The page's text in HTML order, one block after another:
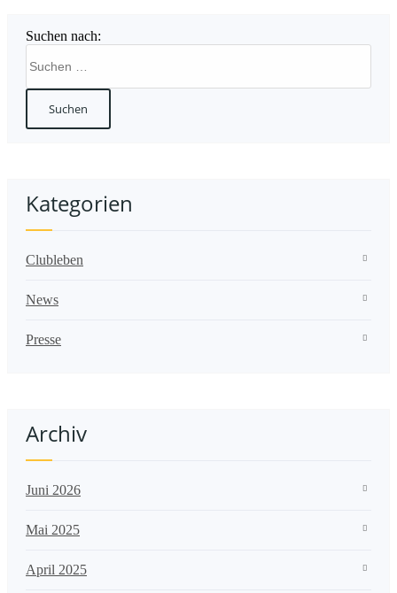
Suchen nach:
Kategorien
Clubleben
News
Presse
Archiv
Juni 2026
Mai 2025
April 2025